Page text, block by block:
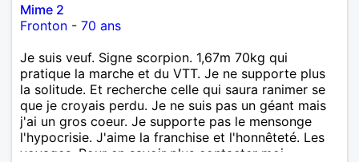
Mime 2
Fronton - 70 ans
Je suis veuf. Signe scorpion. 1,67m 70kg qui
pratique la marche et du VTT. Je ne supporte plus
la solitude. Et recherche celle qui saura ranimer se
que je croyais perdu. Je ne suis pas un géant mais
j'ai un gros coeur. Je supporte pas le mensonge
l'hypocrisie. J'aime la franchise et l'honnêteté. Les
voyages. Pour en savoir plus contacter moi.